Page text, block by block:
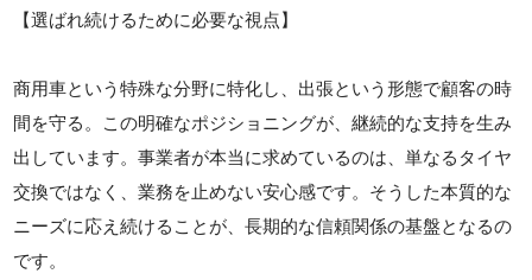
【選ばれ続けるために必要な視点】
商用車という特殊な分野に特化し、出張という形態で顧客の時
間を守る。この明確なポジショニングが、継続的な支持を生み
出しています。事業者が本当に求めているのは、単なるタイヤ
交換ではなく、業務を止めない安心感です。そうした本質的な
ニーズに応え続けることが、長期的な信頼関係の基盤となるの
です。